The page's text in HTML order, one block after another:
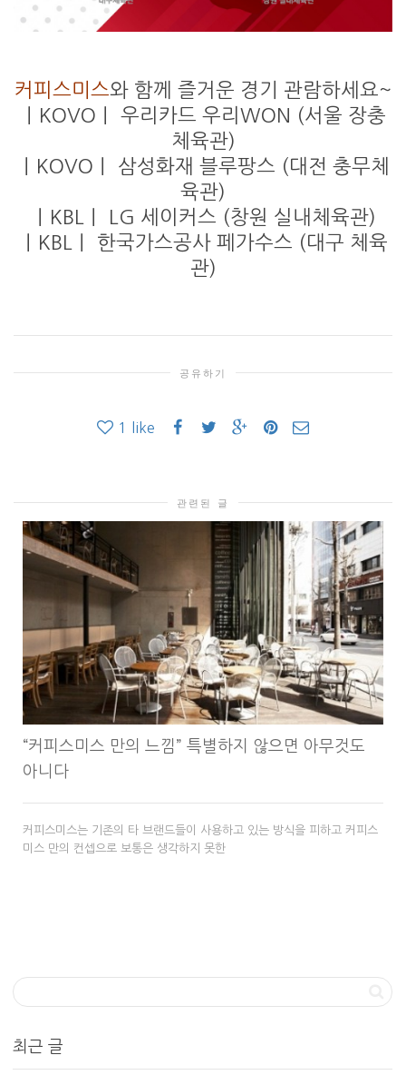
커피스미스와 함께 즐거운 경기 관람하세요~
｜KOVO｜ 우리카드 우리WON (서울 장충
체육관)
｜KOVO｜ 삼성화재 블루팡스 (대전 충무체
육관)
｜KBL｜ LG 세이커스 (창원 실내체육관)
｜KBL｜ 한국가스공사 페가수스 (대구 체육
관)
공유하기
1 like
관련된 글
“커피스미스 만의 느낌” 특별하지 않으면 아무것도
아니다
커피스미스는 기존의 타 브랜드들이 사용하고 있는 방식을 피하고 커피스
미스 만의 컨셉으로 보통은 생각하지 못한
최근 글